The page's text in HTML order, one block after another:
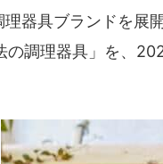
器具ブランドを展
の調理器具」を、